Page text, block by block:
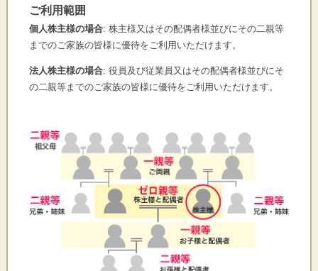
ご利用範囲
個人株主様の場合: 株主様又はその配偶者様並びにその二親等
ま でのご家族の皆様に優待をご利用いただけます。
法人株主様の場合: 役員及び従業員又はその配偶者様並びにそ
の二親等までのご家族の皆様に優待をご利用いただけます。